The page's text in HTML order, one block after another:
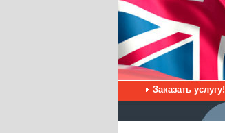
Заказать услугу!